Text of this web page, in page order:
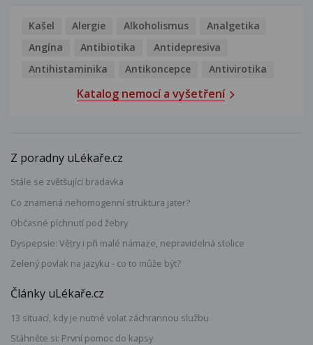
Kašel Alergie Alkoholismus
Analgetika
Angína
Antibiotika
Antidepresiva
Antihistaminika
Antikoncepce Antivirotika
Katalog nemocí a vyšetření
Z poradny uLékaře.cz
Stále se zvětšující bradavka
Co znamená nehomogenní struktura jater?
Občasné píchnutí pod žebry
Dyspepsie: Větry i při malé námaze, nepravidelná stolice
Zelený povlak na jazyku - co to může být?
Články uLékaře.cz
13 situací, kdy je nutné volat záchrannou službu
Stáhněte si: První pomoc do kapsy